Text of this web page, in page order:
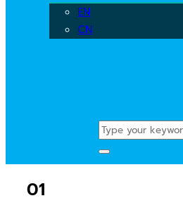
EN
CN
Search
for:
Toggle
01